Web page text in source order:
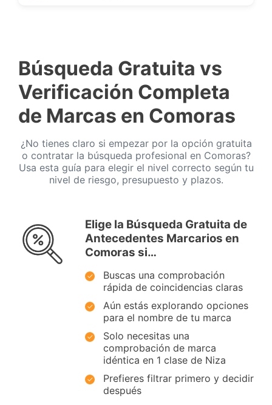
Búsqueda Gratuita vs
Verificación Completa
de Marcas en Comoras
¿No tienes claro si empezar por la opción gratuita
o contratar la búsqueda profesional en Comoras?
Usa esta guía para elegir el nivel correcto según tu
nivel de riesgo, presupuesto y plazos.
Elige la Búsqueda Gratuita de
Antecedentes Marcarios en
Comoras si…
Buscas una comprobación
rápida de coincidencias claras
Aún estás explorando opciones
para el nombre de tu marca
Solo necesitas una
comprobación de marca
idéntica en 1 clase de Niza
Prefieres filtrar primero y decidir
después